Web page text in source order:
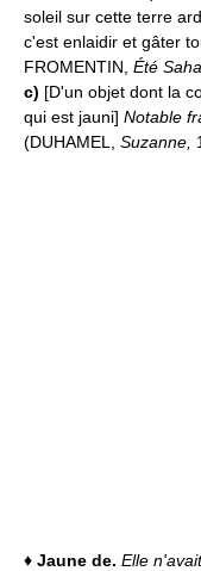
soleil sur cette terre
c'est enlaidir et gâter
FROMENTIN, Été
c) [D'un objet dont la
qui est jauni] Notable
(DUHAMEL, Suzanne,
♦ Jaune de. Elle